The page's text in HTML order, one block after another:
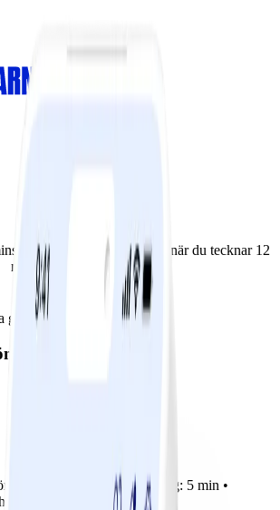
nu! Spara 50% när du tecknar 12
månaders medlemskap.
15 min • Tillagning: 5 min •